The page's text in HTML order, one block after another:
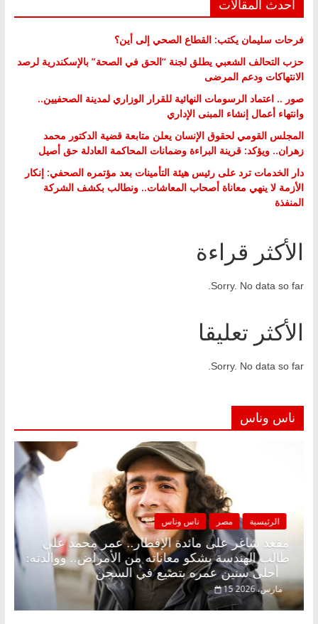
أحدث المقالات
فرحات سليمان يكتب: القطاع الصحي إلى أين؟
حزب التحالف الشعبي يطلق لجنة “الحق في الصحة” بالإسكندرية لرصد
الانتهاكات ودعم المرضى
صور .. اعتماد الرسومات النهائية للقرار الوزاري لمدينة الصحفيين..
وانتهاء أعمال إنشاء المبنى الإداري
المجلس القومي لحقوق الإنسان يعلن متابعة قضية الدكتور محمد
زهران.. ويؤكد: قرينة البراءة وضمانات المحاكمة العادلة حق أصيل
دار الخدمات ترد على رئيس هيئة التأمينات بعد مؤتمره الصحفي: إنكار
الأزمة لا ينهي معاناة أصحاب المعاشات.. ونطالب بكشف الشركة
المنفذة
الأكثر قراءة
Sorry. No data so far.
الأكثر تعليقا
Sorry. No data so far.
ناس وناس
الرئيسية مصر ناس وناس
مقعد شاغر على مائدة الإفطار.. عمر محمد علي
طالب الهندسة يشكو معاناته من الأمراض.. ووالدته:
أحلى سنين عمره بتضيع في السجن
15 مارس، 2026